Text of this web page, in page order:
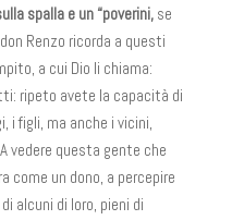
spalla e un “poverini,se
Renzo ricorda a questi
a cui Dio li chiama:
ripeto avete la capacità di
i figli, ma anche i vicini,
vedere questa gente che
come un dono, a percepire
alcuni di loro, pieni di